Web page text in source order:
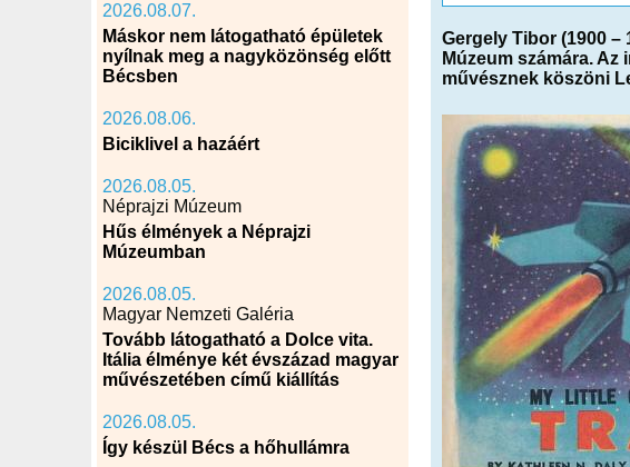
2026.08.07.
Máskor nem látogatható épületek
nyílnak meg a nagyközönség előtt
Bécsben
2026.08.06.
Biciklivel a hazáért
2026.08.05.
Néprajzi Múzeum
Hűs élmények a Néprajzi
Múzeumban
2026.08.05.
Magyar Nemzeti Galéria
Tovább látogatható a Dolce vita.
Itália élménye két évszázad magyar
művészetében című kiállítás
2026.08.05.
Így készül Bécs a hőhullámra
Gergely Tibor (1900
Múzeum számára.
művésznek köszöni